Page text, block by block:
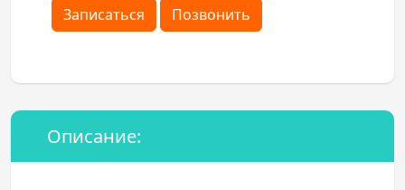
Записаться Позвонить
Описание: